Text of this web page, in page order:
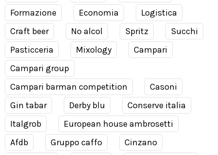
Formazione
Economia
Logistica
Craft beer
No alcol Spritz
Succhi
Pasticceria
Mixology
Campari
Campari group
Campari barman competition
Casoni
Gin tabar
Derby blu
Conserve italia
Italgrob
European house ambrosetti
Afdb
Gruppo caffo
Cinzano